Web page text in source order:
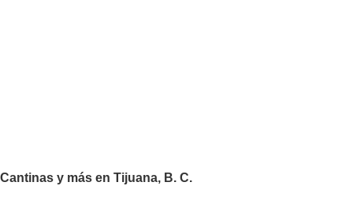
y más en Tijuana, B. C.